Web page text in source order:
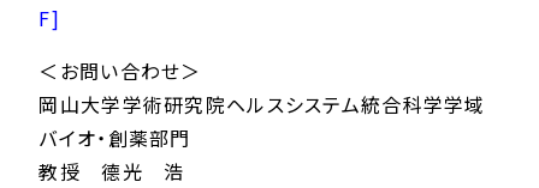
F]
＜お問い合わせ＞
岡山大学学術研究院ヘルスシステム統合科学学域
バイオ・創薬部門
教授 德光 浩